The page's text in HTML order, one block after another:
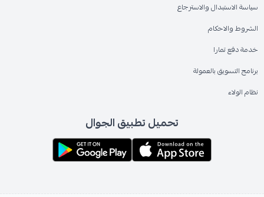
سياسة الاستبدال والاسترجاع
الشروط والاحكام
خدمة دفع تمارا
برنامج التسويق بالعمولة
نظام الولاء
تحميل تطبيق الجوال